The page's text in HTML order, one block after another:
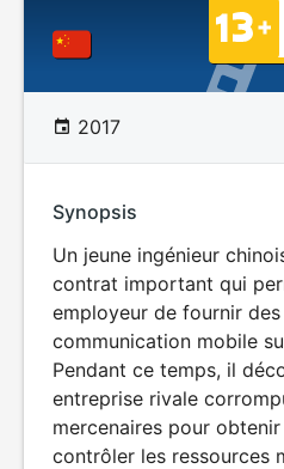
2017
Synopsis
Un jeune ingénieur
contrat important qui
employeur de fournir
communication mobile
Pendant ce temps, il
entreprise rivale
mercenaires pour
contrôler les ressources